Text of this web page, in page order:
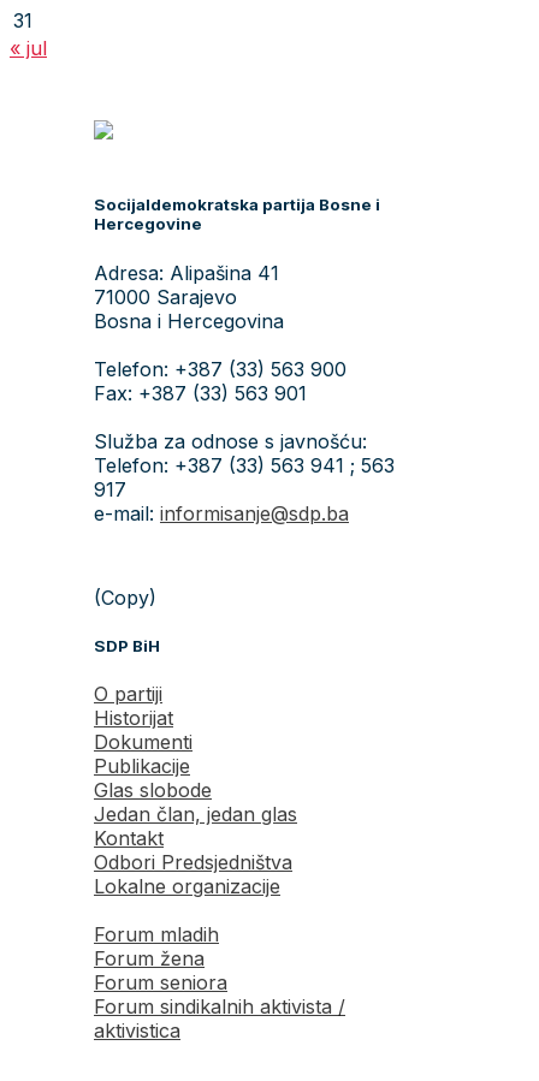
31
« jul
Socijaldemokratska partija Bosne i
Hercegovine
Adresa: Alipašina 41
71000 Sarajevo
Bosna i Hercegovina
Telefon: +387 (33) 563 900
Fax: +387 (33) 563 901
Služba za odnose s javnošću:
Telefon: +387 (33) 563 941 ; 563
917
e-mail: informisanje@sdp.ba
(Copy)
SDP BiH
O partiji
Historijat
Dokumenti
Publikacije
Glas slobode
Jedan član, jedan glas
Kontakt
Odbori Predsjedništva
Lokalne organizacije
Forum mladih
Forum žena
Forum seniora
Forum sindikalnih aktivista /
aktivistica